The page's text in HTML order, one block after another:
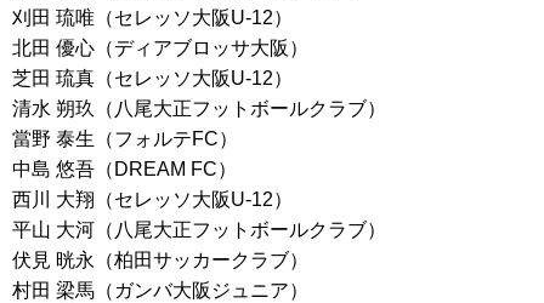
刈田 琉唯（セレッソ大阪U-12）
北田 優心（ディアブロッサ大阪）
芝田 琉真（セレッソ大阪U-12）
清水 朔玖（八尾大正フットボールクラブ）
當野 泰生（フォルテFC）
中島 悠吾（DREAM FC）
西川 大翔（セレッソ大阪U-12）
平山 大河（八尾大正フットボールクラブ）
伏見 晄永（柏田サッカークラブ）
村田 梁馬（ガンバ大阪ジュニア）